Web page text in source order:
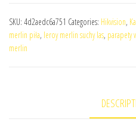
SKU: 4d2aedc6a751 Categories: Hikvision,
merlin piła, leroy merlin suchy las, parapety
merlin